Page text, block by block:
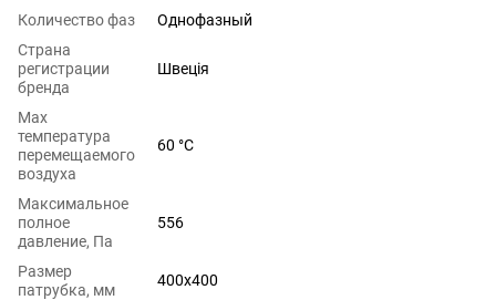
Количество фаз
Однофазный
Страна
регистрации
бренда
Швеція
Max
температура
перемещаемого
воздуха
60 °C
Максимальное
полное
давление, Па
556
Размер
патрубка, мм
400х400